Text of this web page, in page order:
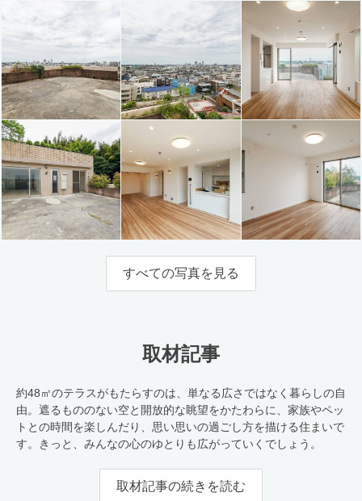
すべての写真を見る
取材記事
約48㎡のテラスがもたらすのは、単なる広さではなく暮らしの自
由。遮るもののない空と開放的な眺望をかたわらに、家族やペッ
トとの時間を楽しんだり、思い思いの過ごし方を描ける住まいで
す。きっと、みんなの心のゆとりも広がっていくでしょう。
取材記事の続きを読む